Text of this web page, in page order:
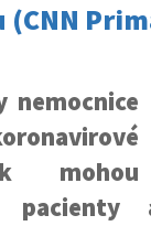
mohou